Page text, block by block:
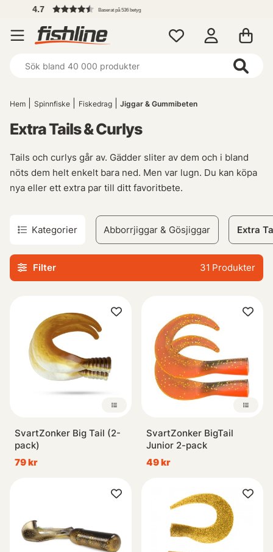
Hem Spinnfiske Fiskedrag Jiggar & Gummibeten
Extra Tails & Curlys
Tails och curlys går av. Gädder sliter av dem och i bland
nöts dem helt enkelt bara ned. Men var lugn. Du kan köpa
nya eller ett extra par till ditt favoritbete.
Kategorier Abborrjiggar & Gösjiggar Extra
Filter 31 Produkter
SvartZonker Big Tail (2-
pack)
79 kr
SvartZonker BigTail
Junior 2-pack
49 kr